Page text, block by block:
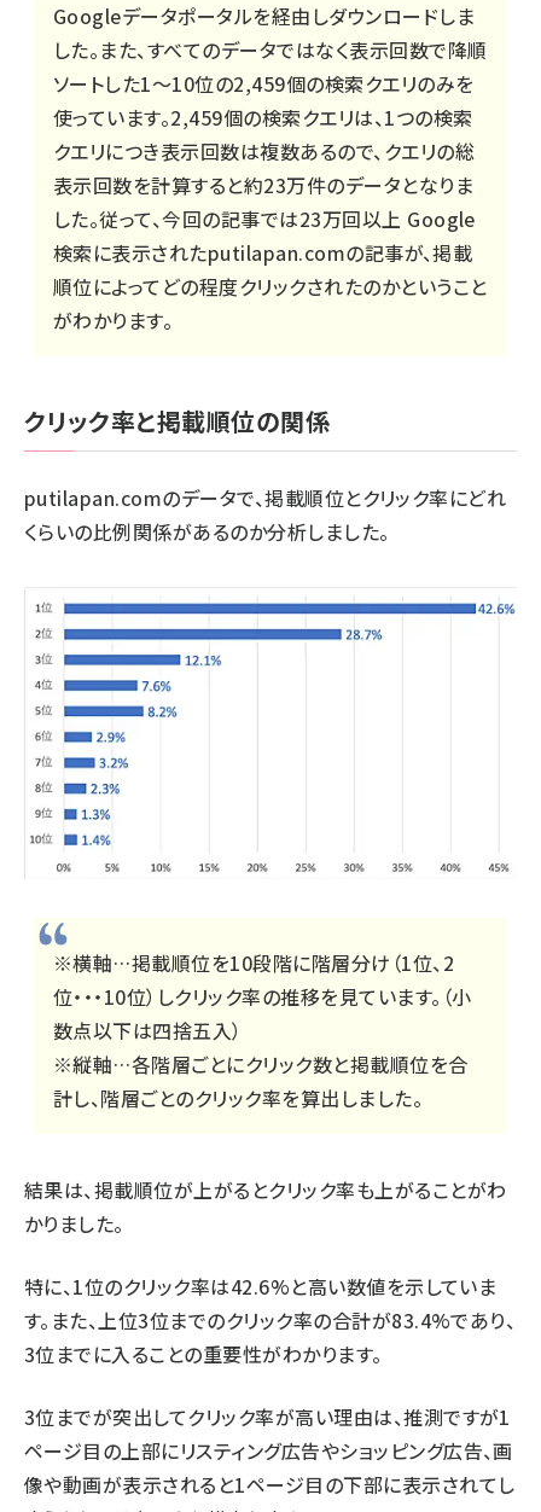
Googleデータポータルを経由しダウンロードしま
した。また、すべてのデータではなく表示回数で降順
ソートした1〜10位の2,459個の検索クエリのみを
使っています。2,459個の検索クエリは、1つの検索
クエリにつき表示回数は複数あるので、クエリの総
表示回数を計算すると約23万件のデータとなりま
した。従って、今回の記事では23万回以上 Google
検索に表示されたputilapan.comの記事が、掲載
順位によってどの程度クリックされたのかということ
がわかります。
クリック率と掲載順位の関係
putilapan.comのデータで、掲載順位とクリック率にどれ
くらいの比例関係があるのか分析しました。
※横軸…掲載順位を10段階に階層分け（1位、2
位・・・10位）しクリック率の推移を見ています。（小
数点以下は四捨五入）
※縦軸…各階層ごとにクリック数と掲載順位を合
計し、階層ごとのクリック率を算出しました。
結果は、掲載順位が上がるとクリック率も上がることがわ
かりました。
特に、1位のクリック率は42.6%と高い数値を示していま
す。また、上位3位までのクリック率の合計が83.4%であり、
3位までに入ることの重要性がわかります。
3位までが突出してクリック率が高い理由は、推測ですが1
ページ目の上部にリスティング広告やショッピング広告、画
像や動画が表示されると1ページ目の下部に表示されてし